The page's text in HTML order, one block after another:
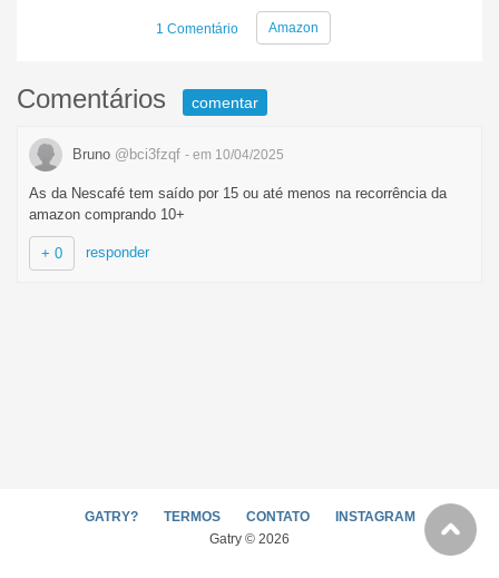
1 Comentário Amazon
Comentários comentar
Bruno @bci3fzqf - em 10/04/2025
As da Nescafé tem saído por 15 ou até menos na recorrência da
amazon comprando 10+
+ 0 responder
GATRY? TERMOS CONTATO
INSTAGRAM
Gatry © 2026